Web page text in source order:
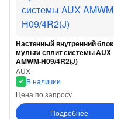
Настенный внутренний блок
мульти сплит системы AUX
AMWM-H09/4R2(J)
AUX
В наличии
Цена по запросу
Подробнее